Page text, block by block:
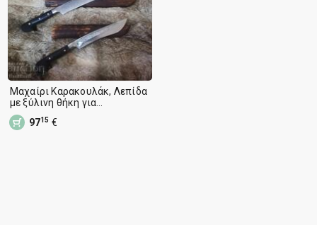
Μαχαίρι Καρακουλάκ, Λεπίδα
με ξύλινη θήκη για
αναπαραστάσεις
9715 €